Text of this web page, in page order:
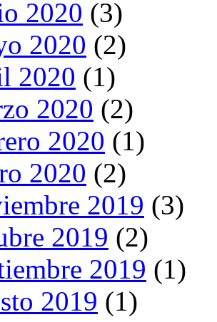
2020 (3)
2020 (2)
2020 (1)
2020 (2)
2020 (1)
2020 (2)
2019 (3)
2019 (2)
2019 (1)
2019 (1)